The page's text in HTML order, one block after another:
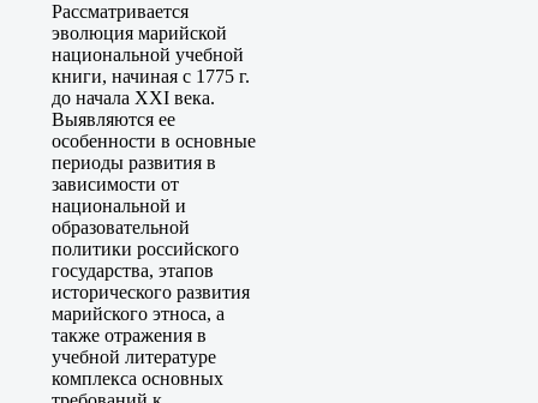
Рассматривается
эволюция марийской
национальной учебной
книги, начиная с 1775 г.
до начала XXI века.
Выявляются ее
особенности в основные
периоды развития в
зависимости от
национальной и
образовательной
политики российского
государства, этапов
исторического развития
марийского этноса, а
также отражения в
учебной литературе
комплекса основных